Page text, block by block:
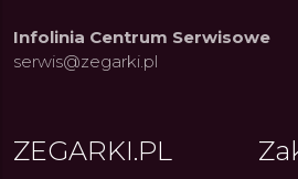
i Dostępny Luksus z
kolarskich
kolekcji
Infolinia Centrum Serwisowe
serwis@zegarki.pl
ZEGARKI.PL